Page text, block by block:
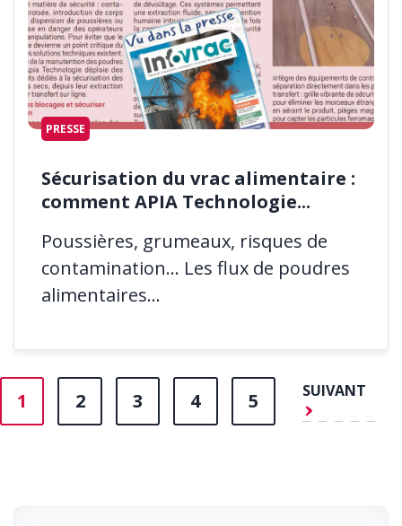
PRESSE
Sécurisation du vrac alimentaire :
comment APIA Technologie...
Poussières, grumeaux, risques de
contamination… Les flux de poudres
alimentaires...
1 2 3 4 5 SUIVANT